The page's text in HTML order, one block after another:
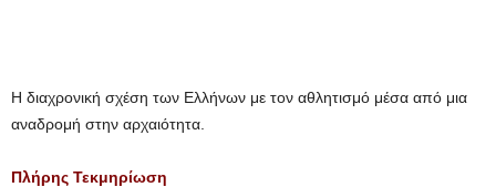
Η διαχρονική σχέση των Ελλήνων με τον αθλητισμό μέσα από μια
αναδρομή στην αρχαιότητα.
Πλήρης Τεκμηρίωση